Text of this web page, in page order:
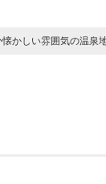
かしい雰囲気の温泉